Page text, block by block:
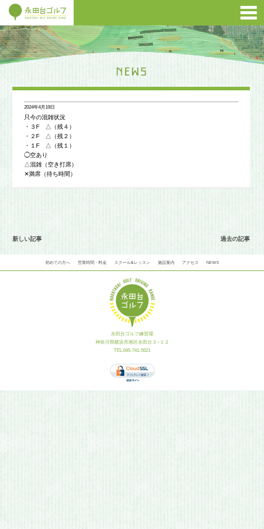
2024年4月19日
只今の混雑状況
・３F △（残４）
・２F △（残２）
・１F △（残１）
◯空あり
△混雑（空き打席）
✕満席（待ち時間）
新しい記事 過去の記事
初めての方へ 営業時間・料金 スクール&レッスン 施設案内 アクセス NEWS
永田台ゴルフ練習場
神奈川県横浜市南区永田台３−１２
TEL.045-741-5621